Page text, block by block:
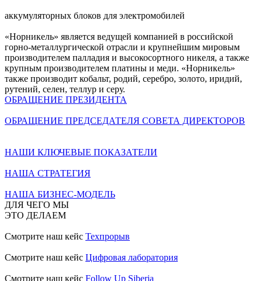
аккумуляторных блоков для электромобилей
«Норникель» является ведущей компанией в российской
горно-металлургической отрасли и крупнейшим мировым
производителем палладия и высокосортного никеля, а также
крупным производителем платины и меди. «Норникель»
также производит кобальт, родий, серебро, золото, иридий,
рутений, селен, теллур и серу.
ОБРАЩЕНИЕ ПРЕЗИДЕНТА
ОБРАЩЕНИЕ ПРЕДСЕДАТЕЛЯ СОВЕТА ДИРЕКТОРОВ
НАШИ КЛЮЧЕВЫЕ ПОКАЗАТЕЛИ
НАША СТРАТЕГИЯ
НАША БИЗНЕС-МОДЕЛЬ
ДЛЯ ЧЕГО МЫ
ЭТО ДЕЛАЕМ
Смотрите наш кейс Техпрорыв
Смотрите наш кейс Цифровая лаборатория
Смотрите наш кейс Follow Up Siberia